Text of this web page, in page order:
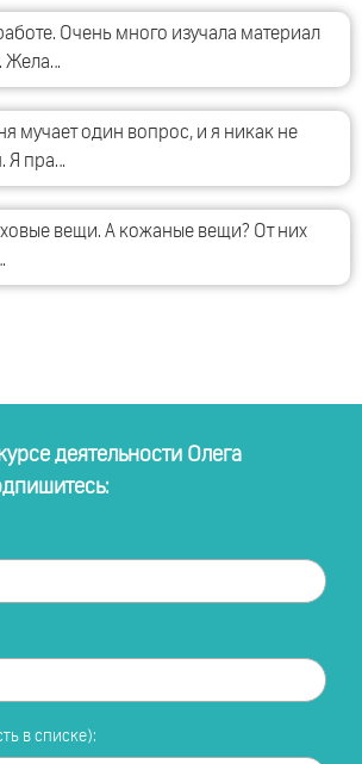
Очень много изучала материал
Жела…
мучает один вопрос, и я никак не
Я пра…
вещи. А кожаные вещи? От них
деятельности Олега
в списке):